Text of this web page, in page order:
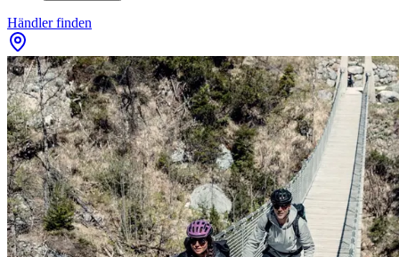
Händler finden